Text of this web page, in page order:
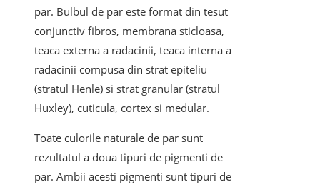
par. Bulbul de par este format din tesut
conjunctiv fibros, membrana sticloasa,
teaca externa a radacinii, teaca interna a
radacinii compusa din strat epiteliu
(stratul Henle) si strat granular (stratul
Huxley), cuticula, cortex si medular.
Toate culorile naturale de par sunt
rezultatul a doua tipuri de pigmenti de
par. Ambii acesti pigmenti sunt tipuri de